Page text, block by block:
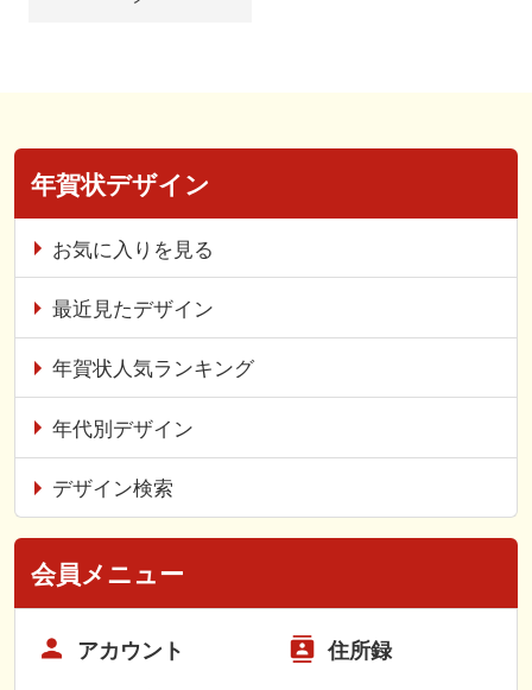
年賀状デザイン
お気に入りを見る
最近見たデザイン
年賀状人気ランキング
年代別デザイン
デザイン検索
会員メニュー
アカウント 住所録